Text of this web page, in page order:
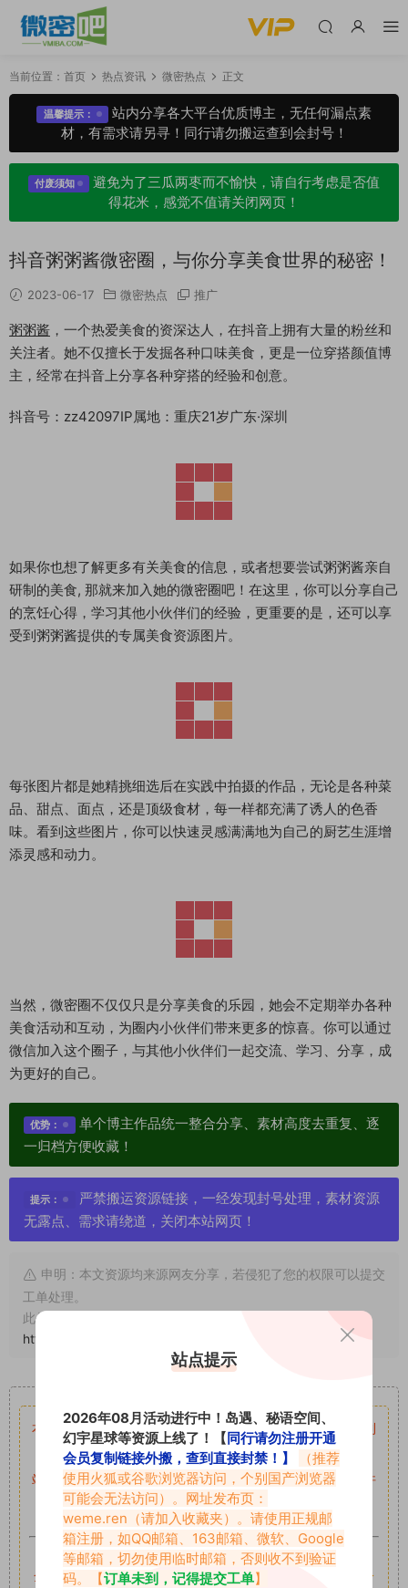
当前位置： 首页 热点资讯 微密热点 正文
温馨提示：
站内分享各大平台优质博主，无任何漏点素
材，有需求请另寻！同行请勿搬运查到会封号！
付废须知
避免为了三瓜两枣而不愉快，请自行考虑是否值
得花米，感觉不值请关闭网页！
抖音粥粥酱微密圈，与你分享美食世界的秘密！
2023-06-17 微密热点 推广
粥粥酱 ，一个热爱美食的资深达人，在抖音上拥有大量的粉丝和
关注者。她不仅擅长于发掘各种口味美食，更是一位穿搭颜值博
主，经常在抖音上分享各种穿搭的经验和创意。
抖音号：zz42097IP属地：重庆21岁广东·深圳
如果你也想了解更多有关美食的信息，或者想要尝试粥粥酱亲自
研制的美食, 那就来加入她的微密圈吧！在这里，你可以分享自己
的烹饪心得，学习其他小伙伴们的经验，更重要的是，还可以享
受到粥粥酱提供的专属美食资源图片。
每张图片都是她精挑细选后在实践中拍摄的作品，无论是各种菜
品、甜点、面点，还是顶级食材，每一样都充满了诱人的色香
味。看到这些图片，你可以快速灵感满满地为自己的厨艺生涯增
添灵感和动力。
当然，微密圈不仅仅只是分享美食的乐园，她会不定期举办各种
美食活动和互动，为圈内小伙伴们带来更多的惊喜。你可以通过
微信加入这个圈子，与其他小伙伴们一起交流、学习、分享，成
为更好的自己。
优势：
单个博主作品统一整合分享、素材高度去重复、逐
一归档方便收藏！
提示：
严禁搬运资源链接，一经发现封号处理，素材资源
无露点、需求请绕道，关闭本站网页！
申明：本文资源均来源网友分享，若侵犯了您的权限可以提交
工单处理。
此外本文章皆属于原创文章，转载请注明出处！原文链接：
https://abcjyw.com/1140.html
本站资源均来自网络分享，如有侵犯你的权益请私信留言
收到
留言后，我们会第一时间进行审核后删除。
站内资源为网友个人学习或测试研究使用，未经原版权作者许
可,禁止用于任何商业途径！请在下载24小时内删除！
如果遇到付费才可获取的素材，建议升级对应的VIP。
全站付费素材可提供补档服务“均有备份 ”，
素材以主流网盘分
站点提示
2026年08月活动进行中！岛遇、秘语空间、
幻宇星球等资源上线了！【同行请勿注册开通
会员复制链接外搬，查到直接封禁！】
（推荐
使用火狐或谷歌浏览器访问，个别国产浏览器
可能会无法访问）。网址发布页：
weme.ren （请加入收藏夹）。请使用正规邮
箱注册，如QQ邮箱、163邮箱、微软、Google
等邮箱，切勿使用临时邮箱，否则收不到验证
码。【订单未到，记得提交工单】